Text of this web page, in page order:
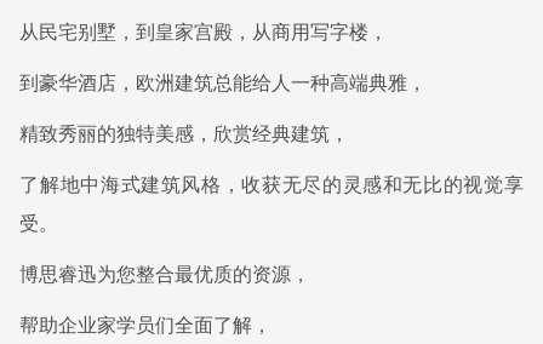
从民宅别墅，到皇家宫殿，从商用写字楼，
到豪华酒店，欧洲建筑总能给人一种高端典雅，
精致秀丽的独特美感，欣赏经典建筑，
了解地中海式建筑风格，收获无尽的灵感和无比的视觉享
受。
博思睿迅为您整合最优质的资源，
帮助企业家学员们全面了解，